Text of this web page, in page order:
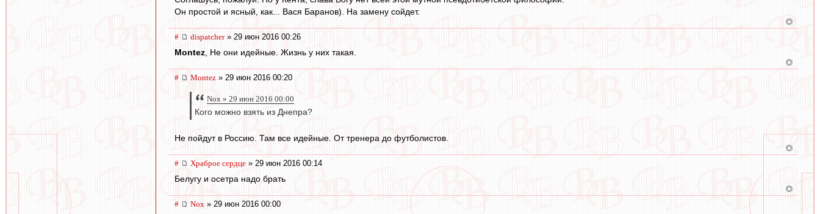
Он простой и ясный, как... Вася Баранов). На замену сойдет.
# dispatcher» 29 июн 2016 00:26
Montez , Не они идейные. Жизнь у них такая.
# Montez » 29 июн 2016 00:20
Nox » 29 июн 2016 00:00
Кого можно взять из Днепра?
Не пойдут в Россию. Там все идейные. От тренера до футболистов.
# Храброе сердце » 29 июн 2016 00:14
Белугу и осетра надо брать
# Nox » 29 июн 2016 00:00